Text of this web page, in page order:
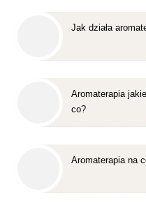
Jak działa
Aromaterapia
co?
Aromaterapia na